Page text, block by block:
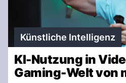
Künstliche Intelligenz
KI-Nutzung in
Gaming-Welt von